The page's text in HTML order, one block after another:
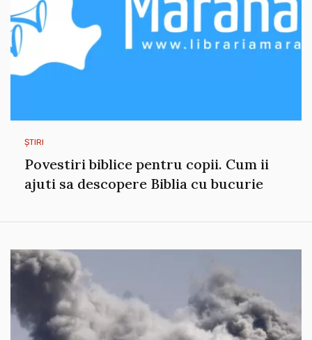
ȘTIRI
Povestiri biblice pentru copii. Cum ii
ajuti sa descopere Biblia cu bucurie